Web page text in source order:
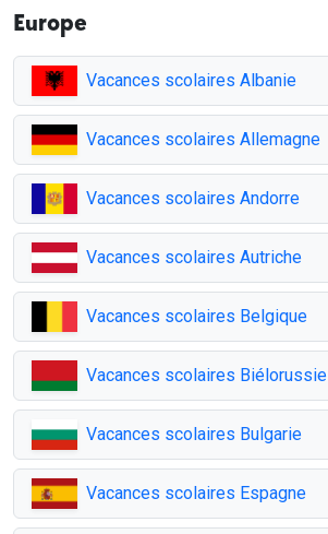
Europe
Vacances scolaires Albanie
Vacances scolaires Allemagne
Vacances scolaires Andorre
Vacances scolaires Autriche
Vacances scolaires Belgique
Vacances scolaires Biélorussie
Vacances scolaires Bulgarie
Vacances scolaires Espagne